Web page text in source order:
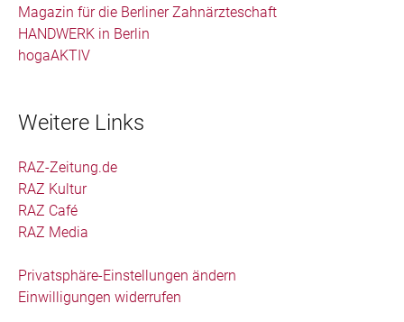
Magazin für die Berliner Zahnärzteschaft
HANDWERK in Berlin
hogaAKTIV
Weitere Links
RAZ-Zeitung.de
RAZ Kultur
RAZ Café
RAZ Media
Privatsphäre-Einstellungen ändern
Einwilligungen widerrufen